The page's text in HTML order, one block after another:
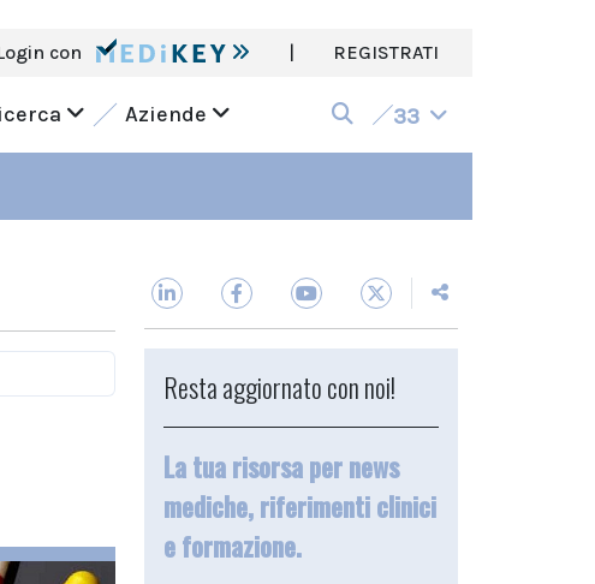
con | REGISTRATI
Aziende 33
Resta aggiornato con noi!
La tua risorsa per news
mediche, riferimenti clinici
e formazione.